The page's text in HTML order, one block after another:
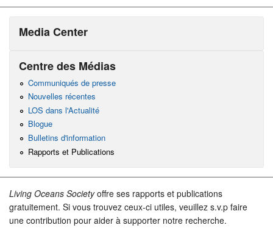
Media Center
Centre des Médias
Communiqués de presse
Nouvelles récentes
LOS dans l'Actualité
Blogue
Bulletins d'information
Rapports et Publications
Living Oceans Societyoffre ses rapports et publications
gratuitement. Si vous trouvez ceux-ci utiles, veuillez s.v.p faire
une contribution pour aider à supporter notre recherche.